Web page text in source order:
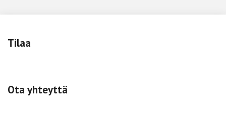
Tilaa
Ota yhteyttä